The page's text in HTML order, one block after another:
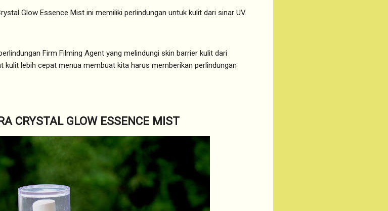
Glow Essence Mist ini memiliki perlindungan untuk kulit dari sinar UV.
Firm Filming Agent yang melindungi skin barrier kulit dari
kulit lebih cepat menua membuat kita harus memberikan perlindungan
CRYSTAL GLOW ESSENCE MIST